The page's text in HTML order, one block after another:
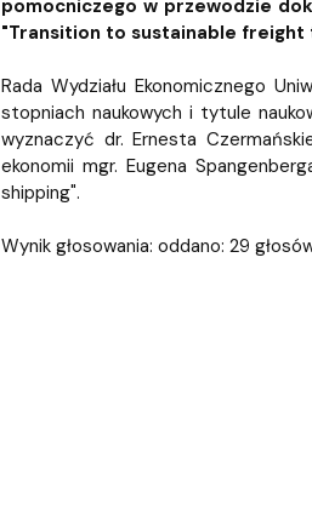
pomocniczego w przewodzie
"Transition to sustainable
Rada Wydziału Ekonomicznego
stopniach naukowych i tytule
wyznaczyć dr. Ernesta
ekonomii mgr. Eugena
shipping".
Wynik głosowania: oddano: 29